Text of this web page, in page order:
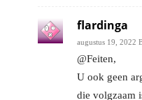
flardinga
augustus 19, 2022
@Feiten,
U ook geen
die volgzaam